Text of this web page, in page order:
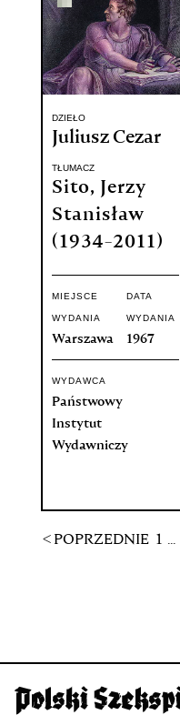
Wydawniczy
DZIEŁO
Juliusz Cezar
TŁUMACZ
Sito, Jerzy
Stanisław
(1934-2011)
MIEJSCE
WYDANIA
Warszawa
DATA
WYDANIA
1967
WYDAWCA
Państwowy
Instytut
Wydawniczy
< POPRZEDNIE 1 ...